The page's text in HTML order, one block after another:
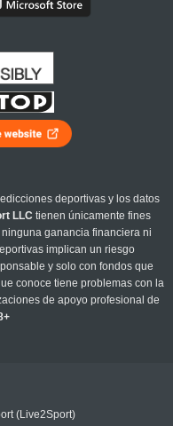
deportivas y los datos
LLC tienen únicamente fines
ganancia financiera ni
implican un riesgo
y solo con fondos que
conoce tiene problemas con la
de apoyo profesional de
(Live2Sport)